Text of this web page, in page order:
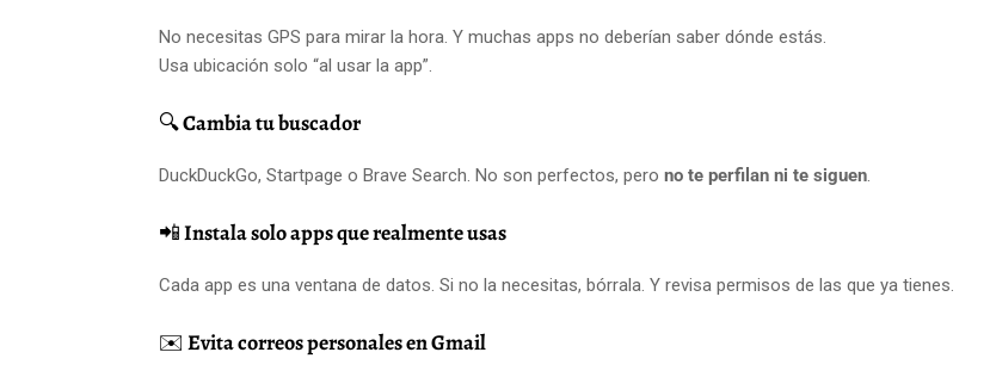
No necesitas GPS para mirar la hora. Y muchas apps no deberían saber dónde estás.
Usa ubicación solo “al usar la app”.
🔍Cambia tu buscador
DuckDuckGo, Startpage o Brave Search. No son perfectos, pero no te perfilan ni te siguen.
📲Instala solo apps que realmente usas
Cada app es una ventana de datos. Si no la necesitas, bórrala. Y revisa permisos de las que ya tienes.
✉️ Evita correos personales en Gmail